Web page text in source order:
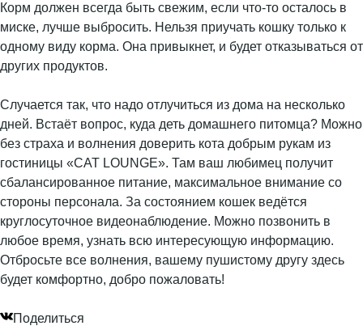
Корм должен всегда быть свежим, если что-то осталось в
миске, лучше выбросить. Нельзя приучать кошку только к
одному виду корма. Она привыкнет, и будет отказываться от
других продуктов.
Случается так, что надо отлучиться из дома на несколько
дней. Встаёт вопрос, куда деть домашнего питомца? Можно
без страха и волнения доверить кота добрым рукам из
гостиницы «CAT LOUNGE». Там ваш любимец получит
сбалансированное питание, максимальное внимание со
стороны персонала. За состоянием кошек ведётся
круглосуточное видеонаблюдение. Можно позвонить в
любое время, узнать всю интересующую информацию.
Отбросьте все волнения, вашему пушистому другу здесь
будет комфортно, добро пожаловать!
Поделиться